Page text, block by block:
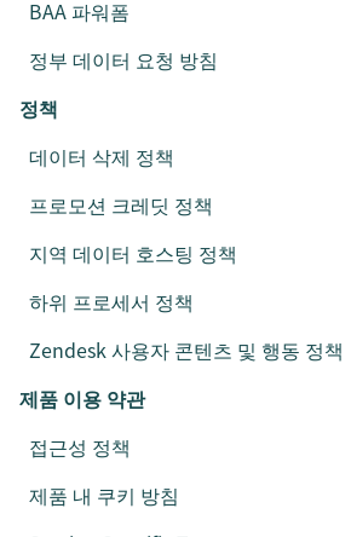
BAA 파워폼
정부 데이터 요청 방침
정책
데이터 삭제 정책
프로모션 크레딧 정책
지역 데이터 호스팅 정책
하위 프로세서 정책
Zendesk 사용자 콘텐츠 및 행동 정책
제품 이용 약관
접근성 정책
제품 내 쿠키 방침